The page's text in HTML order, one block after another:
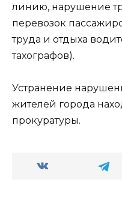
линию, нарушение
перевозок
труда и отдыха
тахографов).
Устранение
жителей города
прокуратуры.